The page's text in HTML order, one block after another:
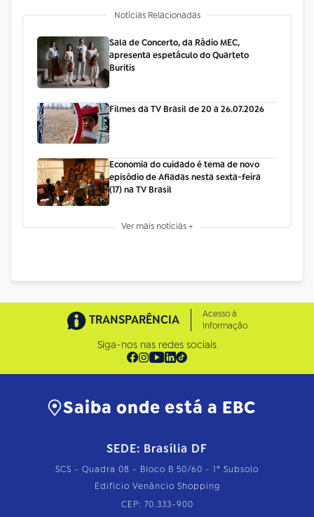
Notícias Relacionadas
Sala de Concerto, da Rádio MEC,
apresenta espetáculo do Quarteto
Buritis
Filmes da TV Brasil de 20 a 26.07.2026
Economia do cuidado é tema de novo
episódio de Afiadas nesta sexta-feira
(17) na TV Brasil
Ver mais notícias +
TRANSPARÊNCIA
Acesso à
Informação
Siga-nos nas redes sociais
Saiba onde está a EBC
SEDE: Brasília DF
SCS - Quadra 08 - Bloco B 50/60 - 1º Subsolo
Edifício Venâncio Shopping
CEP: 70.333-900